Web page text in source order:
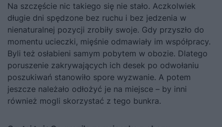
Na szczęście nic takiego się nie stało. Aczkolwiek
długie dni spędzone bez ruchu i bez jedzenia w
nienaturalnej pozycji zrobiły swoje. Gdy przyszło do
momentu ucieczki, mięśnie odmawiały im współpracy.
Byli też osłabieni samym pobytem w obozie. Dlatego
poruszenie zakrywających ich desek po odwołaniu
poszukiwań stanowiło spore wyzwanie. A potem
jeszcze należało odłożyć je na miejsce – by inni
również mogli skorzystać z tego bunkra.